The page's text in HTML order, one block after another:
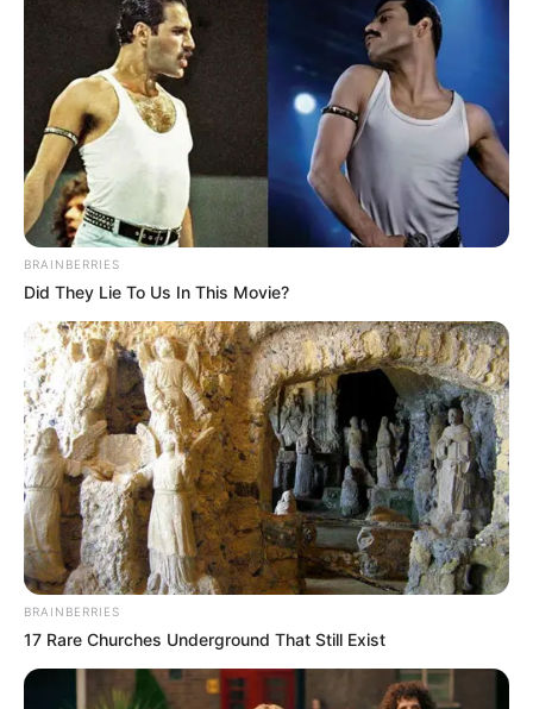
BRAINBERRIES
Did They Lie To Us In This Movie?
BRAINBERRIES
17 Rare Churches Underground That Still Exist